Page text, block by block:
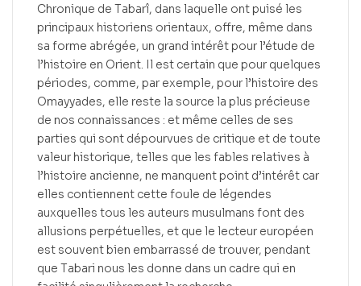
Chronique de Tabarî, dans laquelle ont puisé les
principaux historiens orientaux, offre, même dans
sa forme abrégée, un grand intérêt pour l’étude de
l’histoire en Orient. Il est certain que pour quelques
périodes, comme, par exemple, pour l’histoire des
Omayyades, elle reste la source la plus précieuse
de nos connaissances : et même celles de ses
parties qui sont dépourvues de critique et de toute
valeur historique, telles que les fables relatives à
l’histoire ancienne, ne manquent point d’intérêt car
elles contiennent cette foule de légendes
auxquelles tous les auteurs musulmans font des
allusions perpétuelles, et que le lecteur européen
est souvent bien embarrassé de trouver, pendant
que Tabari nous les donne dans un cadre qui en